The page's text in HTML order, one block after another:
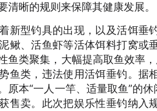
清晰的规则来保障其健康发展。
新型钓具的出现，以及活饵垂
鳅、活鱼虾等活体饵料打窝或
鱼类聚集，大幅提高取鱼效率
鱼类，违法使用活饵垂钓。据
原本“一人一竿、适量取鱼”的
售卖。此次把娱乐性垂钓纳入